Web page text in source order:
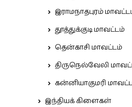
இராமநாதபுரம்
தூத்துக்குடி மாவட்டம்
தென்காசி மாவட்டம்
திருநெல்வேலி
கன்னியாகுமரி
இந்தியக் கிளைகள்